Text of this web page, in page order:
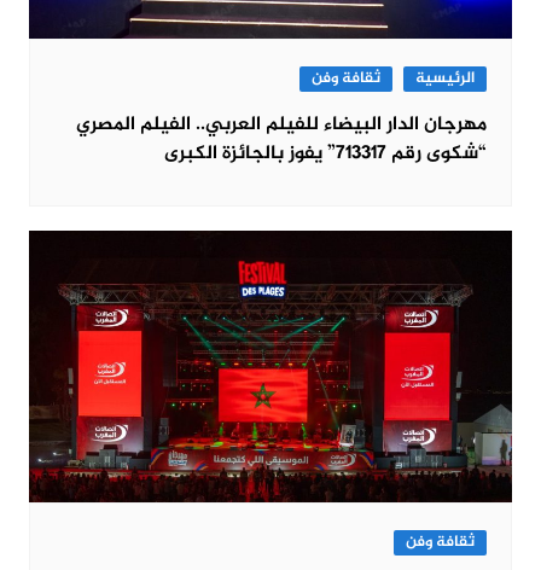
الرئيسية ثقافة وفن
مهرجان الدار البيضاء للفيلم العربي.. الفيلم المصري
“شكوى رقم 713317” يفوز بالجائزة الكبرى
ثقافة وفن